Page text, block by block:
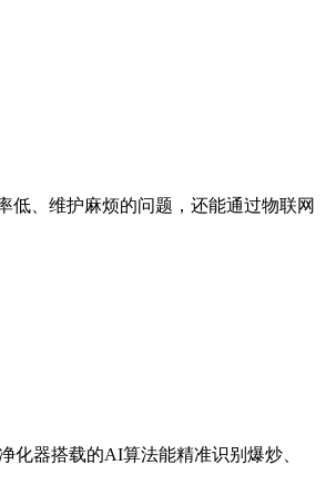
低、维护麻烦的问题，还能通过物联网
化器搭载的AI算法能精准识别爆炒、